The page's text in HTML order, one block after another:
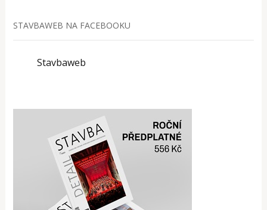
STAVBAWEB NA FACEBOOKU
Stavbaweb